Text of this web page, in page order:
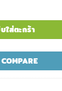
ยาว 5" 5 ชิ้น ชิ้น
ใส่ตะกร้า
COMPARE